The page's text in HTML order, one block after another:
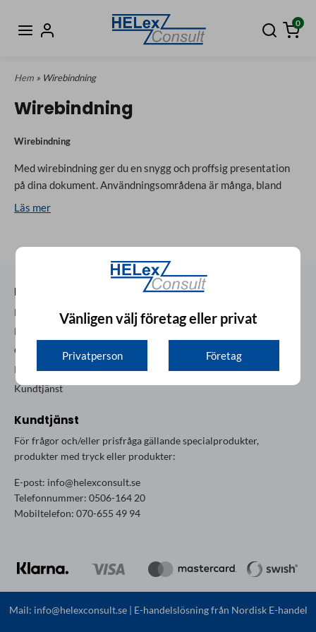
0
Hem » Wirebindning
Wirebindning
Wirebindning
Med wirebindning ger du en snygg och proffsig presentation
på dina dokument. Användningsområdena är många, bland
annat manualer, instruktionsböcker, kalendrar med mer.
Läs mer
Länkar
Hem
Nyheter
Om oss
Köpvillkor
Kundtjänst
Kundtjänst
För frågor och/eller prisfråga gällande specialprodukter,
produkter med tryck eller produkter:
E-post: info@helexconsult.se
Telefonnummer: 0506-164 20
Mobiltelefon: 070-655 49 94
Mail: info@helexconsult.se| E-handelslösning från Nordisk E-handel
Vänligen välj företag eller privat
Privatperson Företag